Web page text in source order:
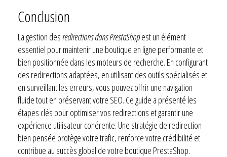
Conclusion
La gestion des redirections dans PrestaShopest un élément
essentiel pour maintenir une boutique en ligne performante et
bien positionnée dans les moteurs de recherche. En configurant
des redirections adaptées, en utilisant des outils spécialisés et
en surveillant les erreurs, vous pouvez offrir une navigation
fluide tout en préservant votre SEO. Ce guide a présenté les
étapes clés pour optimiser vos redirections et garantir une
expérience utilisateur cohérente. Une stratégie de redirection
bien pensée protège votre trafic, renforce votre crédibilité et
contribue au succès global de votre boutique PrestaShop.